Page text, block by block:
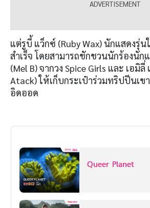
แต่รูบี้ แว็กซ์ (Ruby Wax) นักแสดงรุ่
สำเร็จ โดยสามารถชักชวนนักร้องนัก
(Mel B) จากวง Spice Girls และ เอมิลี่
Atack) ให้เก็บกระเป๋าร่วมทริปปีนเข
อิดออด
Queer Planet